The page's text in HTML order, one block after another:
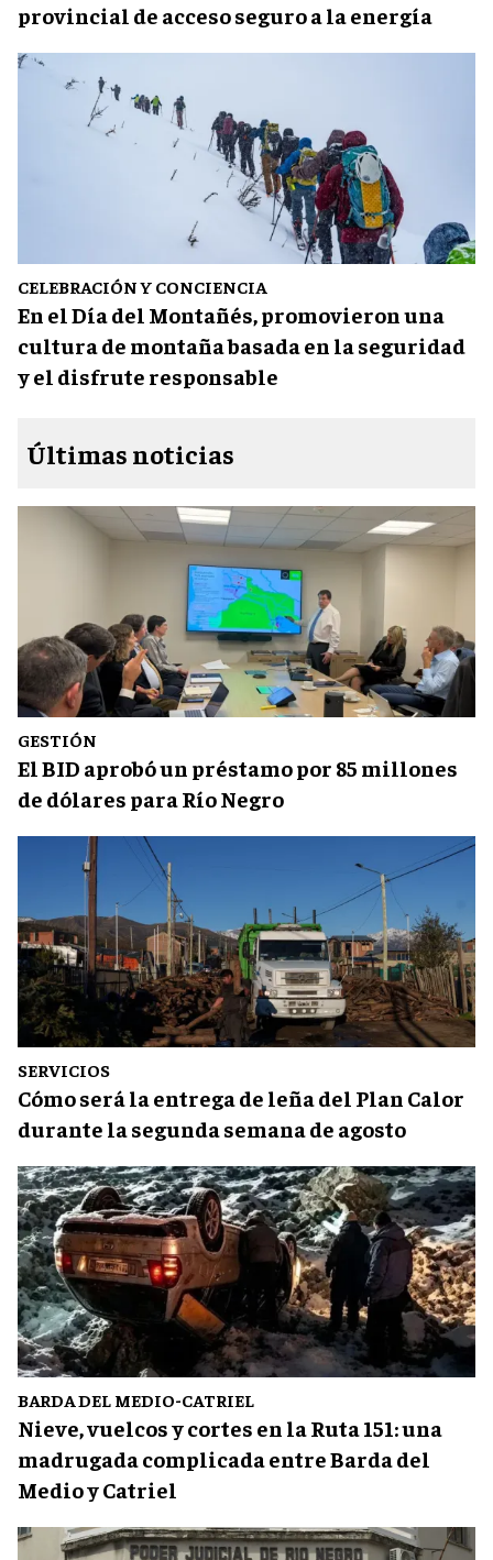
provincial de acceso seguro a la energía
CELEBRACIÓN Y CONCIENCIA
En el Día del Montañés, promovieron una
cultura de montaña basada en la seguridad
y el disfrute responsable
Últimas noticias
GESTIÓN
El BID aprobó un préstamo por 85 millones
de dólares para Río Negro
SERVICIOS
Cómo será la entrega de leña del Plan Calor
durante la segunda semana de agosto
BARDA DEL MEDIO-CATRIEL
Nieve, vuelcos y cortes en la Ruta 151: una
madrugada complicada entre Barda del
Medio y Catriel